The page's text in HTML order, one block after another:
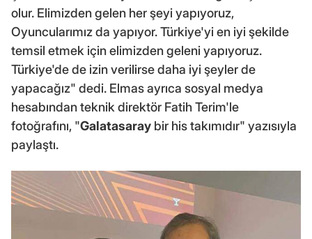
olur. Elimizden gelen her şeyi yapıyoruz,
Oyuncularımız da yapıyor. Türkiye'yi en iyi şekilde
temsil etmek için elimizden geleni yapıyoruz.
Türkiye'de de izin verilirse daha iyi şeyler de
yapacağız" dedi. Elmas ayrıca sosyal medya
hesabından teknik direktör Fatih Terim'le
fotoğrafını, "Galatasaray bir his takımıdır" yazısıyla
paylaştı.